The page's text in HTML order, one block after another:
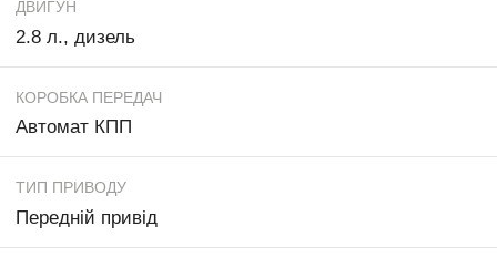
ДВИГУН
2.8 л., дизель
КОРОБКА ПЕРЕДАЧ
Автомат КПП
ТИП ПРИВОДУ
Передній привід